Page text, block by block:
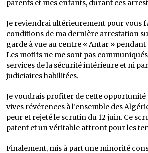
parents et mes enfants, durant ces
Je reviendrai ultérieurement pour vous
conditions de ma dernière arrestation
garde à vue au centre « Antar » pendant
Les motifs ne me sont pas
services de la sécurité intérieure et ni
judiciaires habilitées.
Je voudrais profiter de cette opportunité
vives révérences à l’ensemble des
peur et rejeté le scrutin du 12 juin. Ce
patent et un véritable affront pour les
Finalement, mis à part une minorité